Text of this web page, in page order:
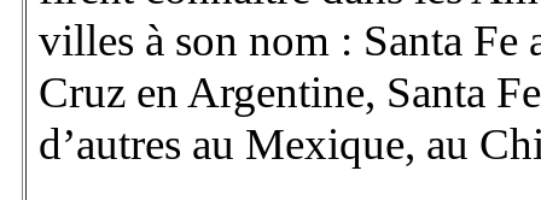
villes à son nom : Santa Fe
Cruz en Argentine, Santa
d’autres au Mexique, au